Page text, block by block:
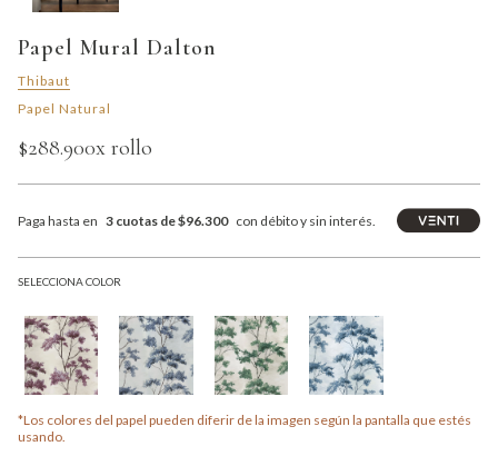
Papel Mural Dalton
Thibaut
Papel Natural
$288.900x rollo
Paga hasta en 3 cuotas de $96.300 con débito y sin interés.
SELECCIONA COLOR
*Los colores del papel pueden diferir de la imagen según la pantalla que estés
usando.